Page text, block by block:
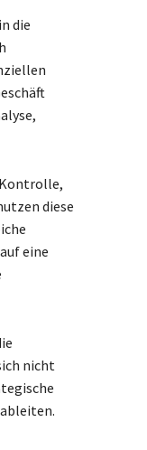
die
diese
eine
nicht